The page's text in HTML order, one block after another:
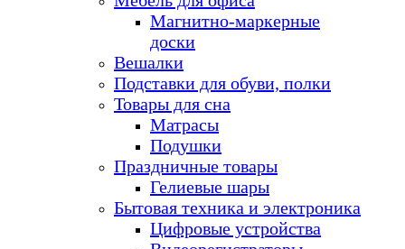
Магнитно-маркерные
доски
Вешалки
Подставки для обуви, полки
Товары для сна
Матрасы
Подушки
Праздничные товары
Гелиевые шары
Бытовая техника и электроника
Цифровые устройства